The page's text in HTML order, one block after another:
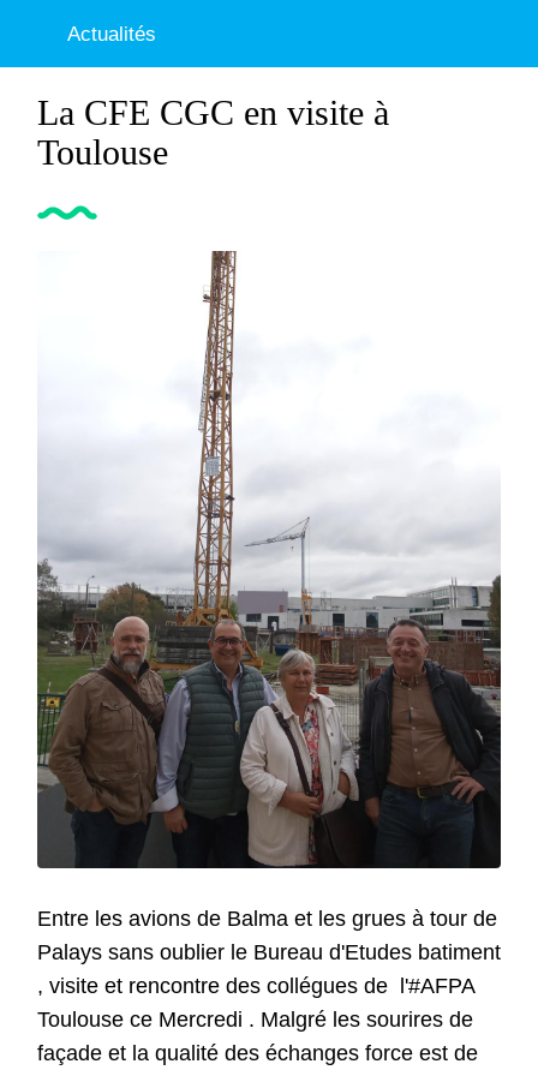
Actualités
La CFE CGC en visite à
Toulouse
Entre les avions de Balma et les grues à tour de
Palays sans oublier le Bureau d'Etudes batiment
, visite et rencontre des collégues de l'#AFPA
Toulouse ce Mercredi . Malgré les sourires de
façade et la qualité des échanges force est de